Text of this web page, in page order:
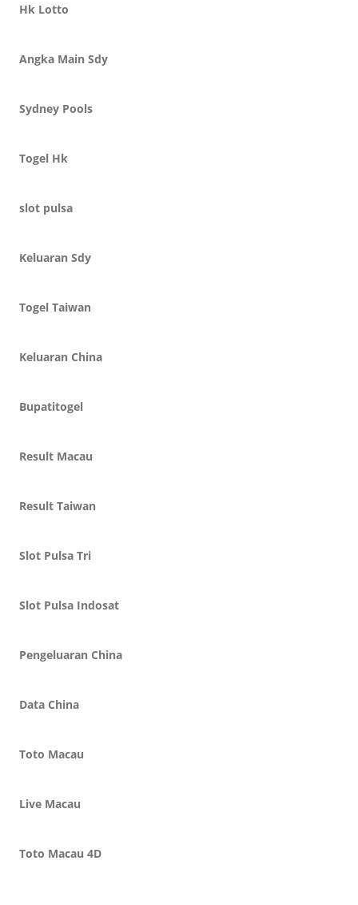
Hk Lotto
Angka Main Sdy
Sydney Pools
Togel Hk
slot pulsa
Keluaran Sdy
Togel Taiwan
Keluaran China
Bupatitogel
Result Macau
Result Taiwan
Slot Pulsa Tri
Slot Pulsa Indosat
Pengeluaran China
Data China
Toto Macau
Live Macau
Toto Macau 4D